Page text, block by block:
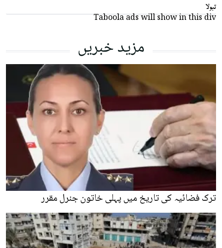
تبولا
Taboola ads will show in this div
مزید خبریں
ترک فضائیہ کی تاریخ میں پہلی خاتون جنرل مقرر